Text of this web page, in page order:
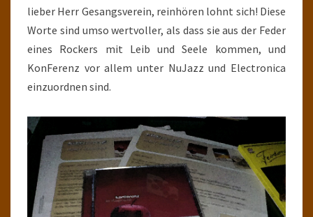
lieber Herr Gesangsverein, reinhören lohnt sich! Diese
Worte sind umso wertvoller, als dass sie aus der Feder
eines Rockers mit Leib und Seele kommen, und
KonFerenz vor allem unter NuJazz und Electronica
einzuordnen sind.